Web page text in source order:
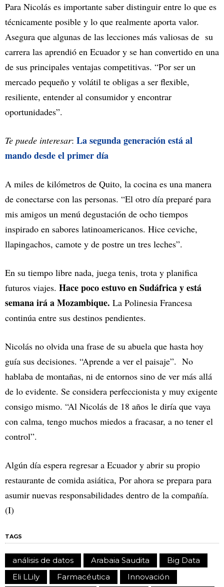
Para Nicolás es importante saber distinguir entre lo que es
técnicamente posible y lo que realmente aporta valor.
Asegura que algunas de las lecciones más valiosas de su
carrera las aprendió en Ecuador y se han convertido en una
de sus principales ventajas competitivas. “Por ser un
mercado pequeño y volátil te obligas a ser flexible,
resiliente, entender al consumidor y encontrar
oportunidades”.
Te puede interesar: La segunda generación está al
mando desde el primer día
A miles de kilómetros de Quito, la cocina es una manera
de conectarse con las personas. “El otro día preparé para
mis amigos un menú degustación de ocho tiempos
inspirado en sabores latinoamericanos. Hice ceviche,
llapingachos, camote y de postre un tres leches”.
En su tiempo libre nada, juega tenis, trota y planifica
futuros viajes. Hace poco estuvo en Sudáfrica y está
semana irá a Mozambique. La Polinesia Francesa
continúa entre sus destinos pendientes.
Nicolás no olvida una frase de su abuela que hasta hoy
guía sus decisiones. “Aprende a ver el paisaje”. No
hablaba de montañas, ni de entornos sino de ver más allá
de lo evidente. Se considera perfeccionista y muy exigente
consigo mismo. “Al Nicolás de 18 años le diría que vaya
con calma, tengo muchos miedos a fracasar, a no tener el
control”.
Algún día espera regresar a Ecuador y abrir su propio
restaurante de comida asiática, Por ahora se prepara para
asumir nuevas responsabilidades dentro de la compañía.
(I)
TAGS
análisis de datos Arabaia Saudita
Big Data
Eli LLily
Farmacéutica Innovación